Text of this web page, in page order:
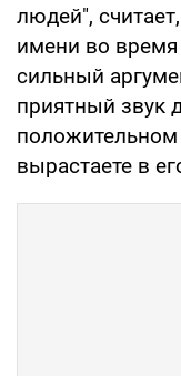
людей",
имени во время
сильный
приятный звук
положительном
вырастаете в